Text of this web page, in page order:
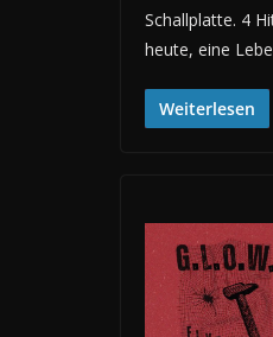
Schallplatte. 4
heute, eine
Weiterlesen